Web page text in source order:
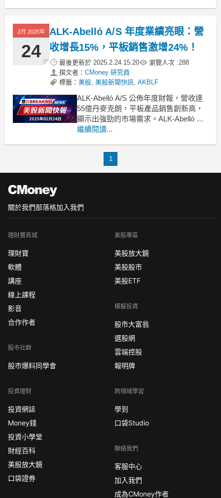
2月 2025年
24
ALK-Abelló A/S 年度業績亮眼：營
收增長15%，平板銷售激增24%！
最後更新於 2025.2.24 15:20 瀏覽人次 :288
撰文者： CMoney 研究員
標籤： 美股, 美股新聞快訊, AKBLF
ALK-Abelló A/S 公佈年度財報，營收達
55億丹麥克朗，平板產品銷售創新高，
顯示出強勁的市場需求。ALK-Abelló A/S
近日發布2023年度財報，吸引了投資者
長15%。其中，平板產品的表現尤為突
繼續閱讀...
1
關於我們部落格加入我們
理財寶商城
理財寶
軟體
講座
線上課程
影音
合作作者
股市社群
股市爆料同學會
投資理財
投資網誌
Money錢
投資小學堂
財經百科
美股放大鏡
口袋證券
美股專區
美股放大鏡
美股股市
美股ETF
模擬投資
股市大富翁
選股網
雲端控股
報明牌
跨領域學習
學到
口袋Studio
聯絡我們
客服中心
加入我們
成為CMoney作者